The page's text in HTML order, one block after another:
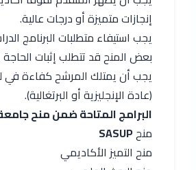
إنجازات متميزة أو درجات عالية.
يجب استيفاء متطلبات البرنامج
بعض المنح قد تتطلب إثبات الحاجة
(عادة الإنجليزية أو البرتغالية).
البرامج المتاحة ضمن منح جامعة
منح SASUP
منح التميز الأكاديمي